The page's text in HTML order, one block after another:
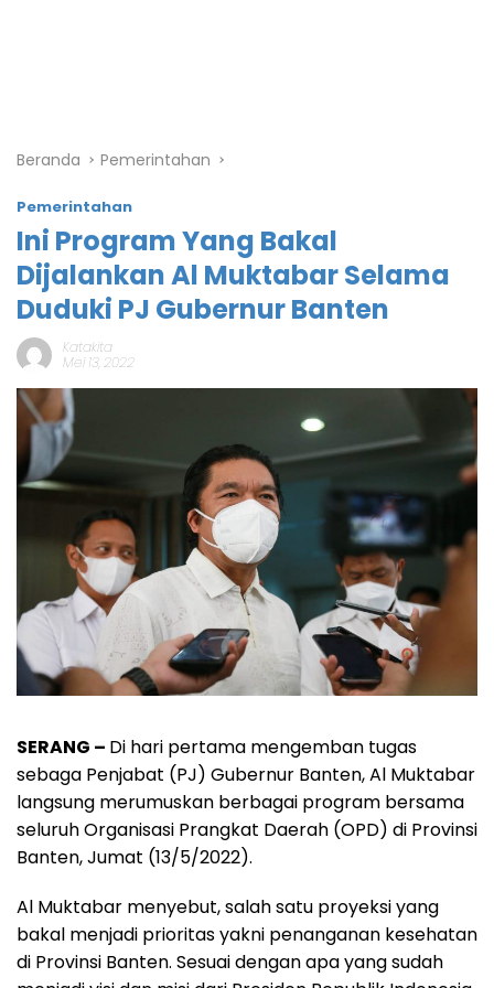
Beranda Pemerintahan
Pemerintahan
Ini Program Yang Bakal
Dijalankan Al Muktabar Selama
Duduki PJ Gubernur Banten
Katakita
Mei 13, 2022
SERANG – Di hari pertama mengemban tugas
sebaga Penjabat (PJ) Gubernur Banten, Al Muktabar
langsung merumuskan berbagai program bersama
seluruh Organisasi Prangkat Daerah (OPD) di Provinsi
Banten, Jumat (13/5/2022).
Al Muktabar menyebut, salah satu proyeksi yang
bakal menjadi prioritas yakni penanganan kesehatan
di Provinsi Banten. Sesuai dengan apa yang sudah